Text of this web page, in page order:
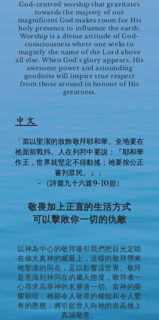
God-centred worship that gravitates
towards the majesty of our
magnificent God makes room for His
holy presence to influence the earth.
Worship is a divine attitude of God-
consciousness where one seeks to
magnify the name of the Lord above
all else. When God’s glory appears, His
awesome power and astounding
goodness will inspire true respect
from those around in honour of His
greatness.
中文
「當以聖潔的妝飾敬拜耶和華。全地要在
祂面前戰抖。人在列邦中要說：『耶和華
作王，世界就堅定不得動搖；祂要按公正
審判眾民。』」
－（詩篇九十六篇9-10節）
敬畏加上正直的生活方式
可以擊敗你一切的仇敵
以神為中心的敬拜吸引我們把目光定睛
在偉大真神的威嚴上，這樣的敬拜帶來
祂聖潔的同在，足以影響這世界。敬拜
是意識到神同在的屬天態度，敬拜者一
心尋求高舉神的名勝過一切。當神的榮
耀顯現，祂那令人敬畏的權能和令人驚
奇的恩慈，將引起世人向祂的崇高致上
真誠敬意。